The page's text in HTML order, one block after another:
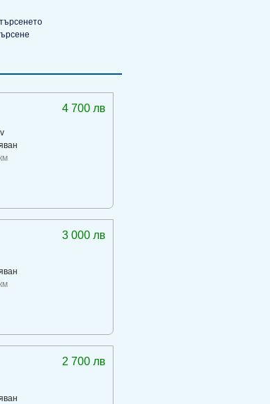
4 700 лв
3 000 лв
2 700 лв